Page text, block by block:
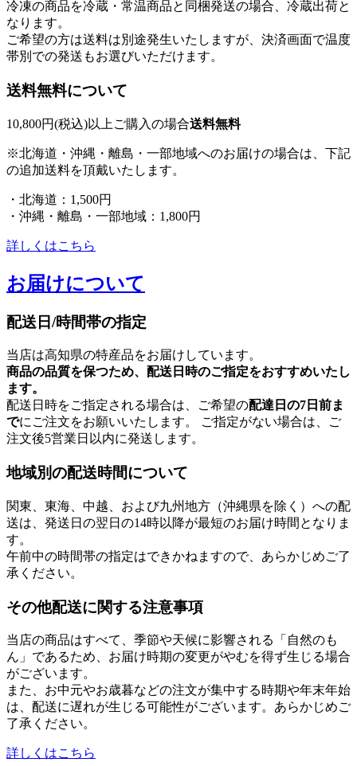
冷凍の商品を冷蔵・常温商品と同梱発送の場合、冷蔵出荷と
なります。
ご希望の方は送料は別途発生いたしますが、決済画面で温度
帯別での発送もお選びいただけます。
送料無料について
10,800円(税込)以上ご購入の場合送料無料
※北海道・沖縄・離島・一部地域へのお届けの場合は、下記
の追加送料を頂戴いたします。
・北海道：1,500円
・沖縄・離島・一部地域：1,800円
詳しくはこちら
お届けについて
配送日/時間帯の指定
当店は高知県の特産品をお届けしています。
商品の品質を保つため、配送日時のご指定をおすすめいたし
ます。
配送日時をご指定される場合は、ご希望の配達日の7日前ま
でにご注文をお願いいたします。 ご指定がない場合は、ご
注文後5営業日以内に発送します。
地域別の配送時間について
関東、東海、中越、および九州地方（沖縄県を除く）への配
送は、発送日の翌日の14時以降が最短のお届け時間となりま
す。
午前中の時間帯の指定はできかねますので、あらかじめご了
承ください。
その他配送に関する注意事項
当店の商品はすべて、季節や天候に影響される「自然のも
ん」であるため、お届け時期の変更がやむを得ず生じる場合
がございます。
また、お中元やお歳暮などの注文が集中する時期や年末年始
は、配送に遅れが生じる可能性がございます。あらかじめご
了承ください。
詳しくはこちら